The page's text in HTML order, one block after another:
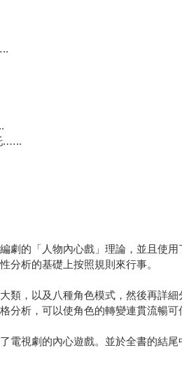
.…..
「人物內心戲」理論，並且使用
分析的基礎上按照規則來行事。
，以及八種角色模式，然後再詳細
分析，可以使角色的轉變連貫流暢可
視劇的內心遊戲。並於全書的結尾